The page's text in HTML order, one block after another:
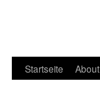
Startseite